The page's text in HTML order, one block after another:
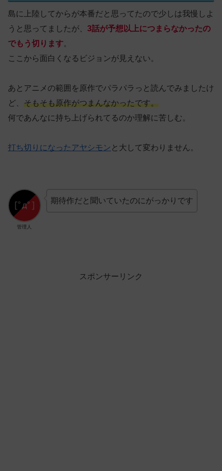
島に上陸してからが本番だと思ってたので少しは我慢しよ
うと思ってましたが、 3話が予想以上につまらなかったの
でもう切ります。
ここから面白くなるビジョンが見えない。
あとアニメの範囲を原作でパラパラっと読んでみましたけ
ど、 そもそも原作がつまんなかったです。
何であんなに持ち上げられてるのか理解に苦しむ。
打ち切りになったアヤシモン と大して変わりません。
管理人
期待作だと聞いていたのにがっかりです
スポンサーリンク